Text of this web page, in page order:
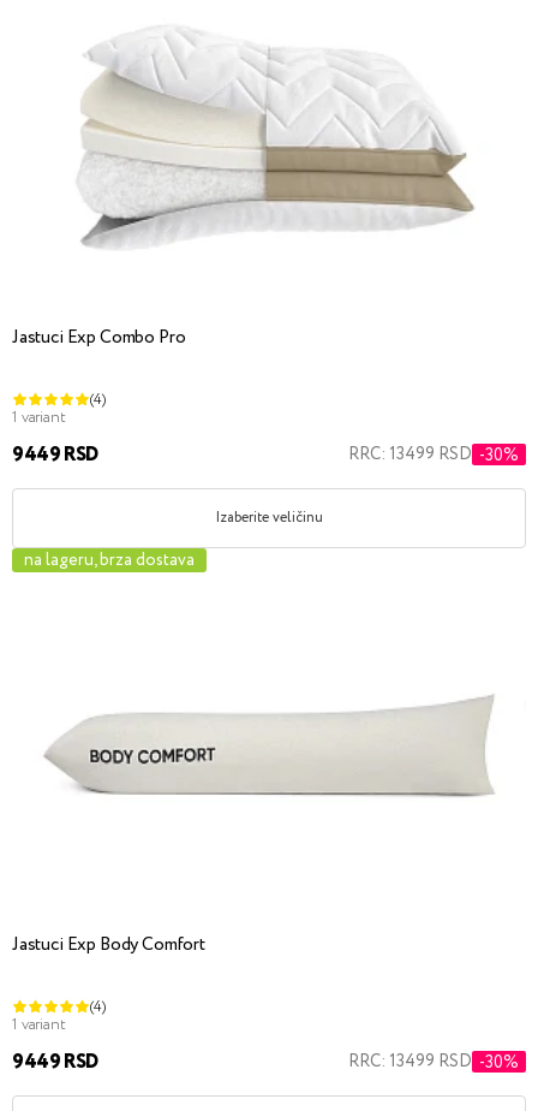
Jastuci Exp Combo Pro
(4)
1 variant
9449 RSD RRC: 13499 RSD -30%
Izaberite veličinu
na lageru, brza dostava
Jastuci Exp Body Comfort
(4)
1 variant
9449 RSD RRC: 13499 RSD -30%